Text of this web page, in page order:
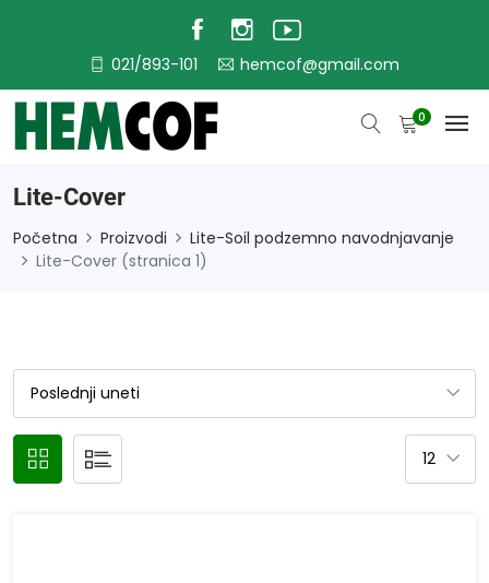
021/893-101 hemcof@gmail.com
0
Lite-Cover
Početna Proizvodi
Lite-Soil podzemno navodnjavanje
Lite-Cover (stranica 1)